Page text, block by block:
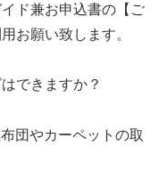
ド兼お申込書の【ご
お願い致します。
できますか？
団やカーペットの取